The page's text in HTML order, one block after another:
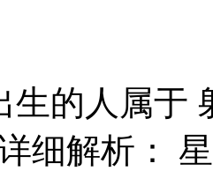
生的人属于
细解析：